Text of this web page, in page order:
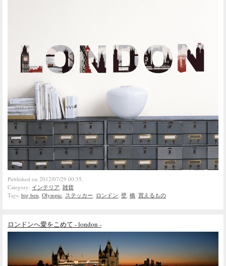
Published on 2012/07/29 00:35.
Category: インテリア, 雑貨
Tags: big ben, Olympic, ステッカー, ロンドン, 壁, 橋, 買えるもの
ロンドンへ愛をこめて - london -